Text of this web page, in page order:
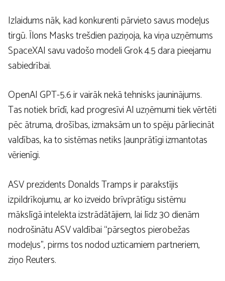
Izlaidums nāk, kad konkurenti pārvieto savus modeļus
tirgū. Īlons Masks trešdien paziņoja, ka viņa uzņēmums
SpaceXAI savu vadošo modeli Grok 4.5 dara pieejamu
sabiedrībai.
OpenAI GPT-5.6 ir vairāk nekā tehnisks jauninājums.
Tas notiek brīdī, kad progresīvi AI uzņēmumi tiek vērtēti
pēc ātruma, drošības, izmaksām un to spēju pārliecināt
valdības, ka to sistēmas netiks ļaunprātīgi izmantotas
vērienīgi.
ASV prezidents Donalds Tramps ir parakstījis
izpildrīkojumu, ar ko izveido brīvprātīgu sistēmu
mākslīgā intelekta izstrādātājiem, lai līdz 30 dienām
nodrošinātu ASV valdībai “pārsegtos pierobežas
modeļus”, pirms tos nodod uzticamiem partneriem,
ziņo Reuters.